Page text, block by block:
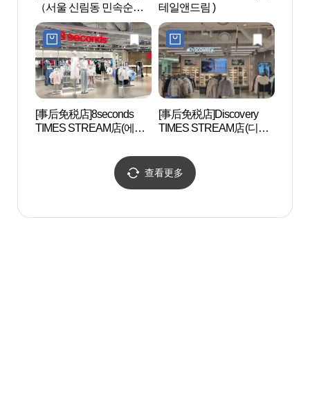
（서울 신림동 민속순대
타운）
테일앤드림 )
[事后免税店]8seconds
TIMES STREAM店(에잇
[事后免税店]Discovery
TIMES STREAM店(디스
查看更多